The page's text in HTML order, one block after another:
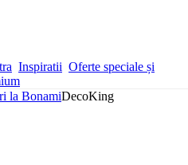
Inspiratii Oferte speciale și
la BonamiDecoKing